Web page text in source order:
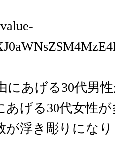
にあげる30代男
あげる30代女性
が浮き彫りにな